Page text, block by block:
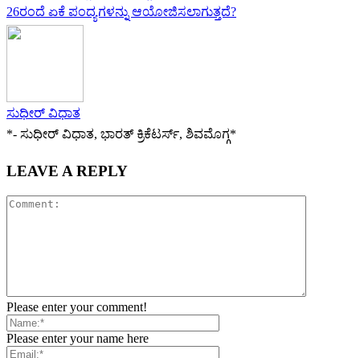
26ರಂದೆ ಏಕೆ ಪಂದ್ಯಗಳನ್ನು ಆಯೋಜಿಸಲಾಗುತ್ತದೆ?
ಸುಧೀರ್ ವಿಧಾತ
*- ಸುಧೀರ್ ವಿಧಾತ, ಭಾರತ್ ಕ್ರಿಕೆಟರ್ಸ್, ಶಿವಮೊಗ್ಗ*
LEAVE A REPLY
Please enter your comment!
Please enter your name here